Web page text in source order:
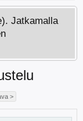
Jatkamalla
>